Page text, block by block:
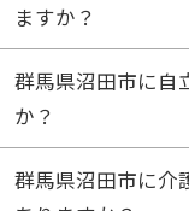
ますか？
群馬県沼田市に自
か？
群馬県沼田市に介